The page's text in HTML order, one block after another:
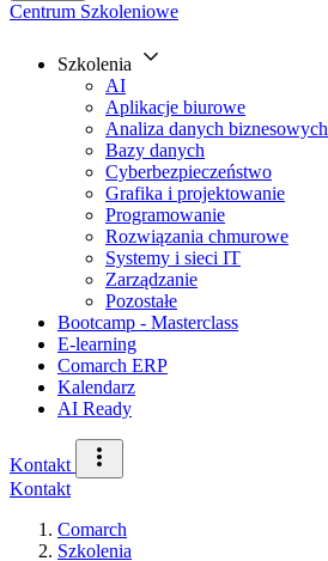
Centrum Szkoleniowe
Szkolenia
AI
Aplikacje biurowe
Analiza danych biznesowych
Bazy danych
Cyberbezpieczeństwo
Grafika i projektowanie
Programowanie
Rozwiązania chmurowe
Systemy i sieci IT
Zarządzanie
Pozostałe
Bootcamp - Masterclass
E-learning
Comarch ERP
Kalendarz
AI Ready
Kontakt
Kontakt
Comarch
Szkolenia